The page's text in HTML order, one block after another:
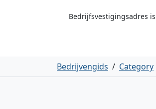
Bedrijfsvestigingsadres
Bedrijvengids / Category